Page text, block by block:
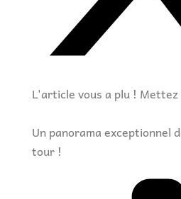
L'article vous a plu !
Un panorama exceptionnel
tour !